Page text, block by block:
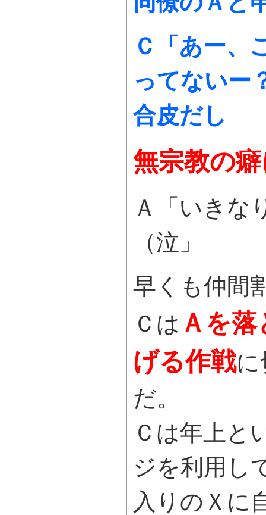
Ｃ「あー、
ってないー
合皮だし
無宗教の
Ａ「いきな
（泣」
早くも仲間
Ｃは Ａを
げる作戦に
だ。
Ｃは年上と
ジを利用し
入りのＸに